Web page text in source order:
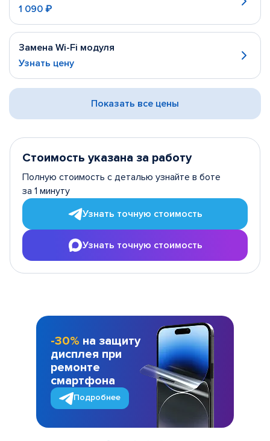
1 090 ₽
Замена Wi-Fi модуля
Узнать цену
Показать все цены
Стоимость указана за работу
Полную стоимость с деталью узнайте в боте
за 1 минуту
Узнать точную стоимость
Узнать точную стоимость
-30% на защиту
дисплея при
ремонте
смартфона
Подробнее